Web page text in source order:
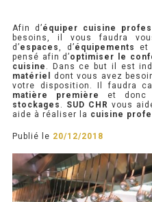
TABLE 700 – 2
TABLE 700 – 3
TABLE 700 – 4
TABLE 800
TABLE
Afin d’équiper cuisine
besoins, il vous faudra
d’espaces, d’équipements et
pensé afin d’optimiser le
cuisine . Dans ce but il est
matériel dont vous avez
votre disposition. Il faudra
matière première
et
stockages . SUD CHR vous
aide à réaliser la cuisine
Publié le 20/12/2018